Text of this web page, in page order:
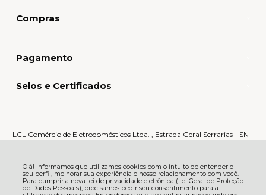
Olá! Informamos que utilizamos cookies com o intuito de entender o
seu perfil, melhorar sua experiência e nosso relacionamento com você.
Para cumprir a nova lei de privacidade eletrônica (Lei Geral de Proteção
de Dados Pessoais), precisamos pedir seu consentimento para a
Compras
Pagamento
Selos e Certificados
LCL Comércio de Eletrodomésticos Ltda. , Estrada Geral Serrarias - SN -
Serrarias - 88870-000 - Orleans - SC